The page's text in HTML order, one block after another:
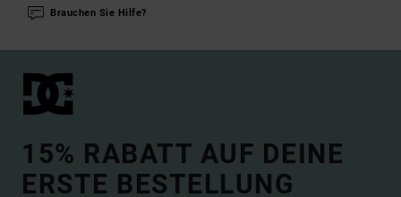
Brauchen Sie Hilfe?
15% RABATT AUF DEINE
ERSTE BESTELLUNG